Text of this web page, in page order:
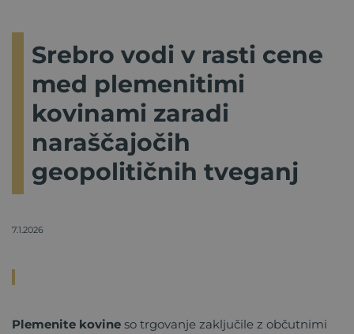
Srebro vodi v rasti cene
med plemenitimi
kovinami zaradi
naraščajočih
geopolitičnih tveganj
7.1.2026
Plemenite kovine so trgovanje zaključile z občutnimi